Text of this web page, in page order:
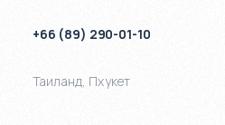
+66 (89) 290-01-10
Таиланд, Пхукет